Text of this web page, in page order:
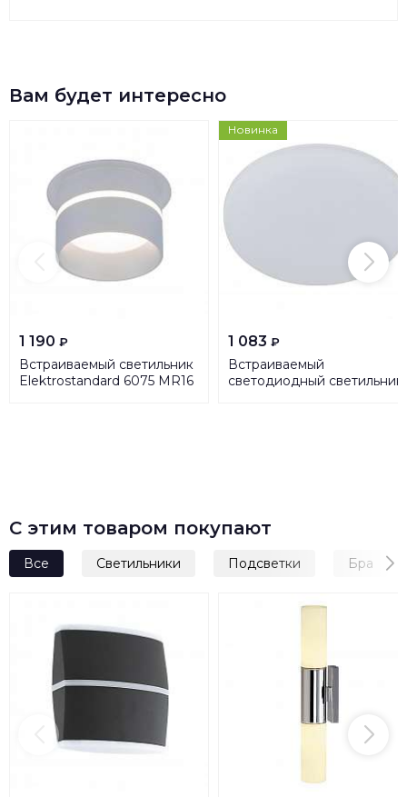
Вам будет интересно
1 190 ₽
Встраиваемый светильник
Elektrostandard 6075 MR16
Новинка
1 083 ₽
Встраиваемый
светодиодный светильник
С этим товаром покупают
Все Светильники Подсветки Бра